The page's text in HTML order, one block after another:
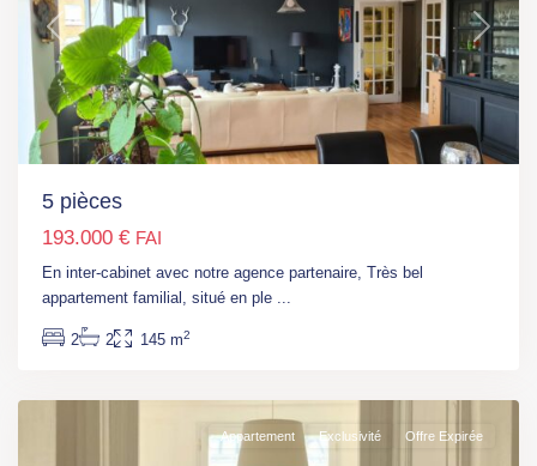
Previous Next
5 pièces
193.000 € FAI
En inter-cabinet avec notre agence partenaire, Très bel
appartement familial, situé en ple ...
2 2 145 m2
Paris,
M°
Place
Monge,
Paris
Appartement Exclusivité Offre Expirée